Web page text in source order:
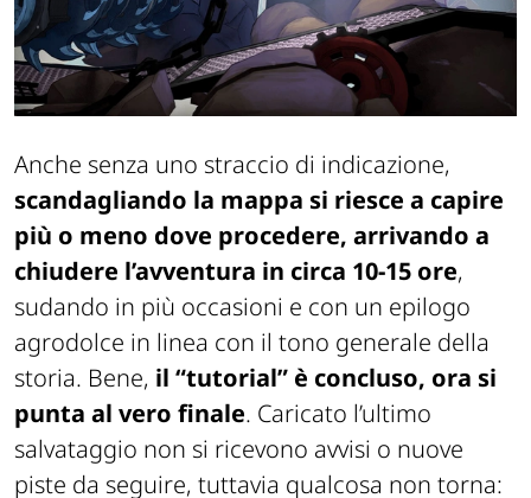
Anche senza uno straccio di indicazione,
scandagliando la mappa si riesce a capire
più o meno dove procedere, arrivando a
chiudere l’avventura in circa 10-15 ore,
sudando in più occasioni e con un epilogo
agrodolce in linea con il tono generale della
storia. Bene, il “tutorial” è concluso, ora si
punta al vero finale. Caricato l’ultimo
salvataggio non si ricevono avvisi o nuove
piste da seguire, tuttavia qualcosa non torna: